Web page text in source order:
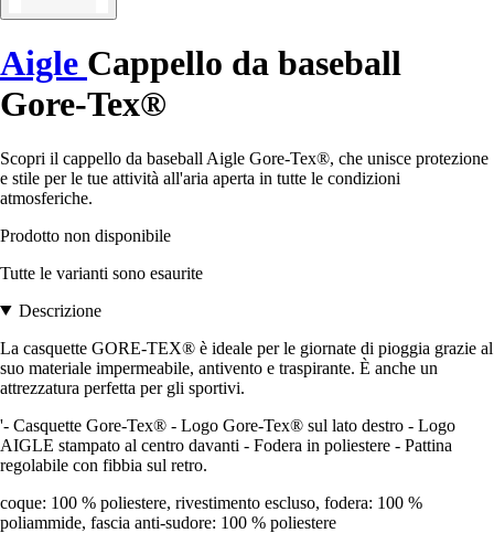
Aigle Cappello da baseball
Gore-Tex®
Scopri il cappello da baseball Aigle Gore-Tex®, che unisce protezione
e stile per le tue attività all'aria aperta in tutte le condizioni
atmosferiche.
Prodotto non disponibile
Tutte le varianti sono esaurite
Descrizione
La casquette GORE-TEX® è ideale per le giornate di pioggia grazie al
suo materiale impermeabile, antivento e traspirante. È anche un
attrezzatura perfetta per gli sportivi.
'- Casquette Gore-Tex® - Logo Gore-Tex® sul lato destro - Logo
AIGLE stampato al centro davanti - Fodera in poliestere - Pattina
regolabile con fibbia sul retro.
coque: 100 % poliestere, rivestimento escluso, fodera: 100 %
poliammide, fascia anti-sudore: 100 % poliestere